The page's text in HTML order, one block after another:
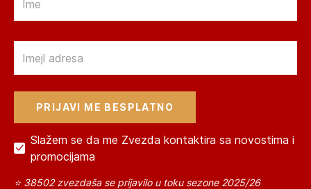
Slažem se da me Zvezda kontaktira sa novostima i
promocijama
⭐ 38502 zvezdaša se prijavilo u toku sezone 2025/26